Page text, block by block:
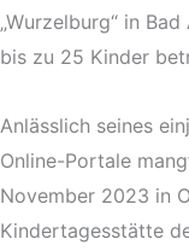
„Wurzelburg“ in
bis zu 25 Kinder
Anlässlich seines
Online-Portale
November 2023 in
Kindertagesstätte